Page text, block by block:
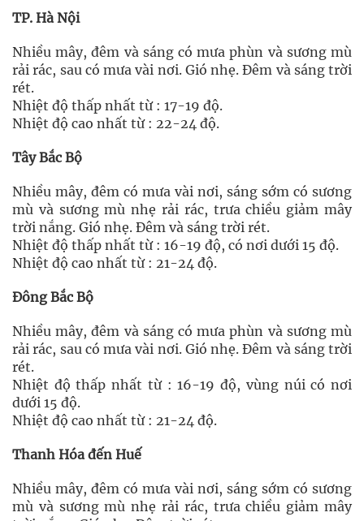
TP. Hà Nội
Nhiều mây, đêm và sáng có mưa phùn và sương mù
rải rác, sau có mưa vài nơi. Gió nhẹ. Đêm và sáng trời
rét.
Nhiệt độ thấp nhất từ : 17-19 độ.
Nhiệt độ cao nhất từ : 22-24 độ.
Tây Bắc Bộ
Nhiều mây, đêm có mưa vài nơi, sáng sớm có sương
mù và sương mù nhẹ rải rác, trưa chiều giảm mây
trời nắng. Gió nhẹ. Đêm và sáng trời rét.
Nhiệt độ thấp nhất từ : 16-19 độ, có nơi dưới 15 độ.
Nhiệt độ cao nhất từ : 21-24 độ.
Đông Bắc Bộ
Nhiều mây, đêm và sáng có mưa phùn và sương mù
rải rác, sau có mưa vài nơi. Gió nhẹ. Đêm và sáng trời
rét.
Nhiệt độ thấp nhất từ : 16-19 độ, vùng núi có nơi
dưới 15 độ.
Nhiệt độ cao nhất từ : 21-24 độ.
Thanh Hóa đến Huế
Nhiều mây, đêm có mưa vài nơi, sáng sớm có sương
mù và sương mù nhẹ rải rác, trưa chiều giảm mây